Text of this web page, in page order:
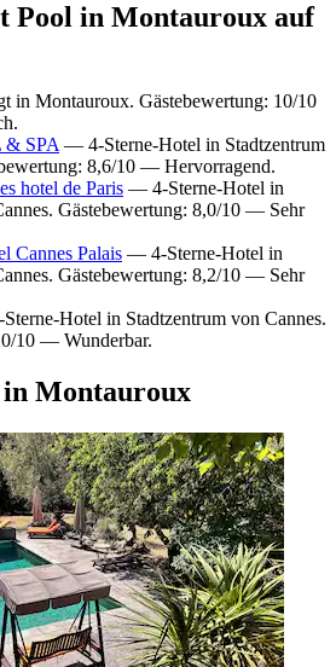
Pool in Montauroux auf
in Montauroux. Gästebewertung: 10/10
SPA — 4-Sterne-Hotel in Stadtzentrum
8,6/10 — Hervorragend.
hotel de Paris — 4-Sterne-Hotel in
Gästebewertung: 8,0/10 — Sehr
Cannes Palais — 4-Sterne-Hotel in
Gästebewertung: 8,2/10 — Sehr
Hotel in Stadtzentrum von Cannes.
10 — Wunderbar.
Montauroux